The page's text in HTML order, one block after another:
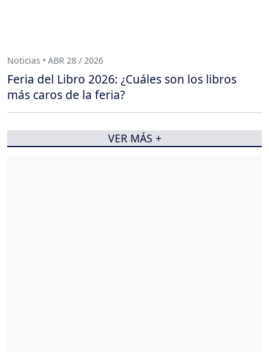
Noticias • ABR 28 / 2026
Feria del Libro 2026: ¿Cuáles son los libros
más caros de la feria?
VER MÁS +